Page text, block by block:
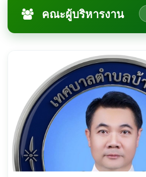
คณะผู้บริหารงาน